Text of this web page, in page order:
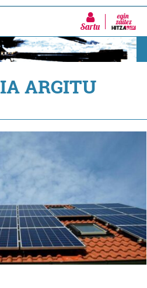
Sartu
ARGITU